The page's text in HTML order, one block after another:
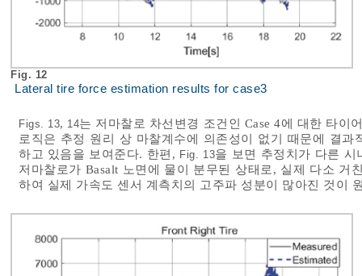
Fig. 12
Lateral tire force estimation results for case3
Figs. 13, 14는 저마찰로 차선변경 조건인 Case 4에 대한 타이
로직은 추정 원리 상 마찰계수에 의존성이 없기 때문에 결
하고 있음을 보여준다. 한편, Fig. 13을 보면 추정치가 다른 시
저마찰로가 Basalt 노면에 물이 분무된 상태로, 실제 다소
하여 실제 가속도 센서 계측치의 고주파 성분이 많아진 것이